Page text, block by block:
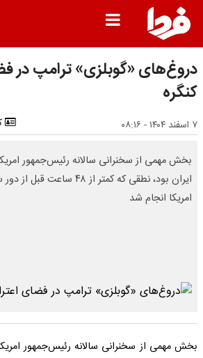
دروغ‌های «گوبلزی» ترامپ در
کنگره
۷ اسفند ۱۴۰۴ - ۰۸:۱۶
بخش مهمی از سخنرانی سالانه رئیس‌جمهور
ایران بود، نطقی که کمتر از
امریکا انجام شد
بخش مهمی از سخنرانی سالانه رئیس‌جمهور